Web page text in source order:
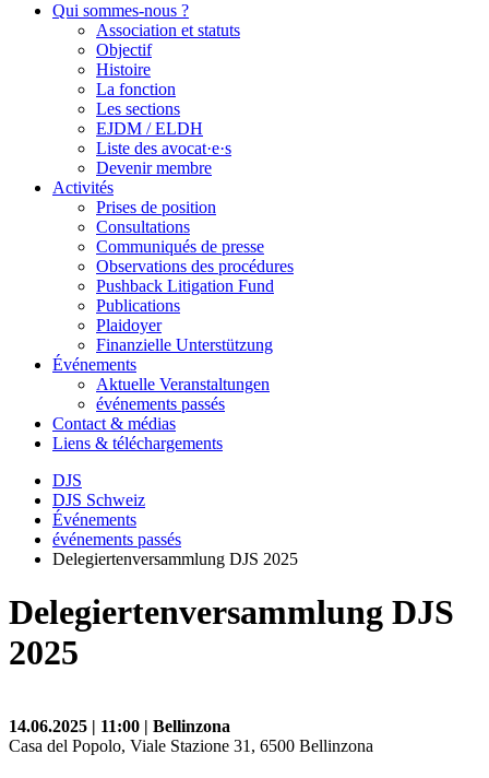
Qui sommes-nous ?
Association et statuts
Objectif
Histoire
La fonction
Les sections
EJDM / ELDH
Liste des avocat·e·s
Devenir membre
Activités
Prises de position
Consultations
Communiqués de presse
Observations des procédures
Pushback Litigation Fund
Publications
Plaidoyer
Finanzielle Unterstützung
Événements
Aktuelle Veranstaltungen
événements passés
Contact & médias
Liens & téléchargements
DJS
DJS Schweiz
Événements
événements passés
Delegiertenversammlung DJS 2025
Delegiertenversammlung DJS
2025
14.06.2025 | 11:00 | Bellinzona
Casa del Popolo, Viale Stazione 31, 6500 Bellinzona